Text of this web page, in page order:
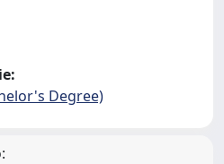
Degree)